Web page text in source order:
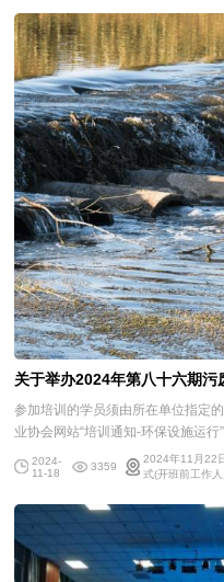
参加培训的学员须由所在单位指定
业协会网站“培训通知-环保设施运行
2024-
11-18
3359
2024年11月22
式(开班前工作